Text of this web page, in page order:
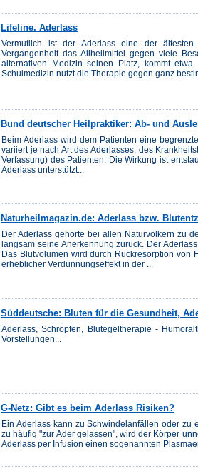
Lifeline. Aderlass
Vermutlich ist der Aderlass eine der
Vergangenheit das Allheilmittel gegen viele
alternativen Medizin seinen Platz, kommt
Schulmedizin nutzt die Therapie gegen ganz
Bund deutscher Heilpraktiker: Ab- und
Beim Aderlass wird dem Patienten eine
variiert je nach Art des Aderlasses, des
Verfassung) des Patienten. Die Wirkung ist
Aderlass unterstützt...
Naturheilmagazin.de: Aderlass bzw.
Der Aderlass gehörte bei allen Naturvölkern zu
langsam seine Anerkennung zurück. Der
Das Blutvolumen wird durch Rückresorption von
erheblicher Verdünnungseffekt in der ...
Süddeutsche: Bluten für die Gesundheit,
Aderlass, Schröpfen, Blutegeltherapie -
Vorstellungen...
G-Netz: Gibt es beim Aderlass Risiken?
Ein Aderlass kann zu Schwindelanfällen oder zu
zu häufig "zur Ader gelassen", wird der Körper
Aderlass per Infusion einen sogenannten